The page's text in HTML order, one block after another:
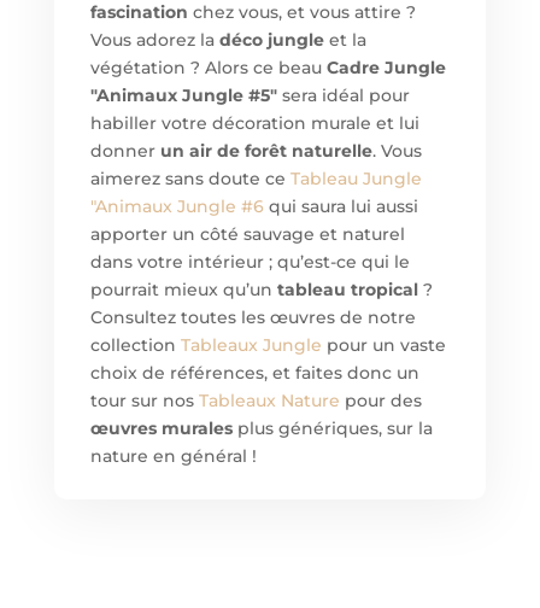
fascination chez vous, et vous attire ?
Vous adorez la déco jungleet la
végétation ? Alors ce beau Cadre Jungle
"Animaux Jungle #5"sera idéal pour
habiller votre décoration murale et lui
donner un air de forêt naturelle. Vous
aimerez sans doute ce Tableau Jungle
"Animaux Jungle #6 qui saura lui aussi
apporter un côté sauvage et naturel
dans votre intérieur ; qu’est-ce qui le
pourrait mieux qu’un tableau tropical ?
Consultez toutes les œuvres de notre
collection Tableaux Jungle pour un vaste
choix de références, et faites donc un
tour sur nos Tableaux Nature pour des
œuvres muralesplus génériques, sur la
nature en général !